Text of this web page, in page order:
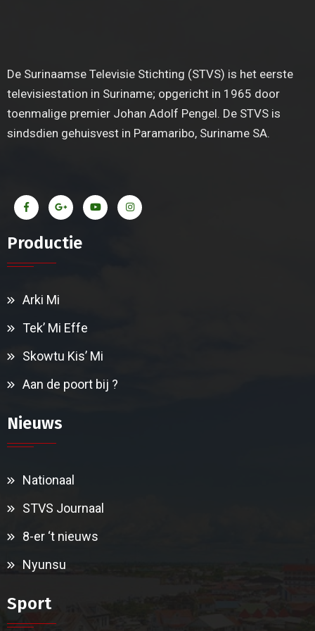
De Surinaamse Televisie Stichting (STVS) is het eerste
televisiestation in Suriname; opgericht in 1965 door
toenmalige premier Johan Adolf Pengel. De STVS is
sindsdien gehuisvest in Paramaribo, Suriname SA.
Productie
Arki Mi
Tek’ Mi Effe
Skowtu Kis’ Mi
Aan de poort bij ?
Nieuws
Nationaal
STVS Journaal
8-er ‘t nieuws
Nyunsu
Sport